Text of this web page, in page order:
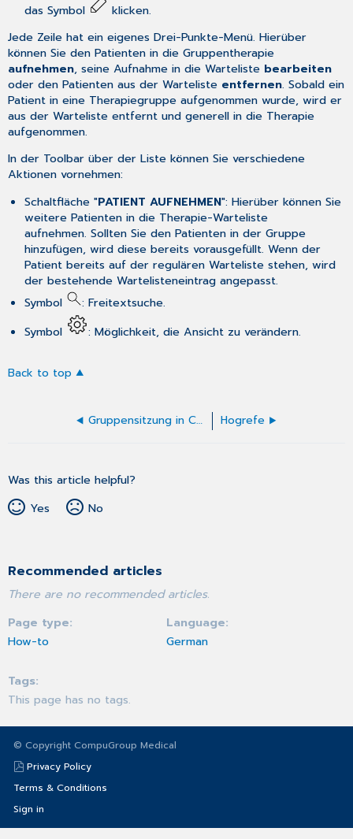
das Symbol
klicken.
Jede Zeile hat ein eigenes Drei-Punkte-Menü. Hierüber
können Sie den Patienten in die Gruppentherapie
aufnehmen, seine Aufnahme in die Warteliste bearbeiten
oder den Patienten aus der Warteliste entfernen. Sobald ein
Patient in eine Therapiegruppe aufgenommen wurde, wird er
aus der Warteliste entfernt und generell in die Therapie
aufgenommen.
In der Toolbar über der Liste können Sie verschiedene
Aktionen vornehmen:
Schaltfläche "PATIENT AUFNEHMEN": Hierüber können Sie
weitere Patienten in die Therapie-Warteliste
aufnehmen. Sollten Sie den Patienten in der Gruppe
hinzufügen, wird diese bereits vorausgefüllt. Wenn der
Patient bereits auf der regulären Warteliste stehen, wird
der bestehende Wartelisteneintrag angepasst.
Symbol
: Freitextsuche.
Symbol
: Möglichkeit, die Ansicht zu verändern.
Back to top
Gruppensitzung in CGM Praxis protokollieren Hogrefe
Was this article helpful?
Yes
No
Recommended articles
There are no recommended articles.
Page type
How-to
Language
German
Tags
This page has no tags.
© Copyright CompuGroup Medical
Privacy Policy
Terms & Conditions
Sign in